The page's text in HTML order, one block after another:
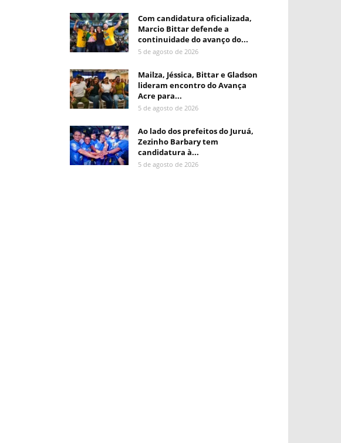
Com candidatura oficializada,
Marcio Bittar defende a
continuidade do avanço do...
5 de agosto de 2026
Mailza, Jéssica, Bittar e Gladson
lideram encontro do Avança
Acre para...
5 de agosto de 2026
Ao lado dos prefeitos do Juruá,
Zezinho Barbary tem
candidatura à...
5 de agosto de 2026